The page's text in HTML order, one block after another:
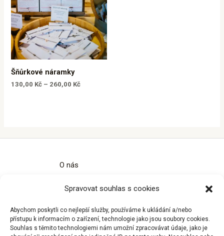
Spravovat souhlas s cookies
Abychom poskytli co nejlepší služby, používáme k ukládání a/nebo
přístupu k informacím o zařízení, technologie jako jsou soubory cookies.
Souhlas s těmito technologiemi nám umožní zpracovávat údaje, jako je
Šňůrkové náramky
130,00 Kč – 260,00 Kč
O nás
Obchodní podmínky
Zásady ochrany osobních údajů
Zásady cookies (EU)